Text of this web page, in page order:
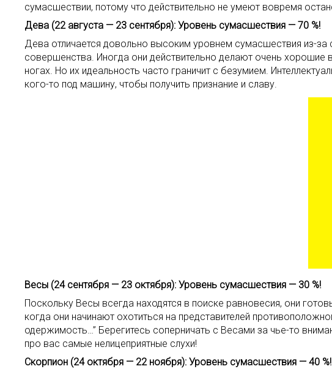
сумасшествии, потому что действительно не умеют вовремя
Дева (22 августа — 23 сентября): Уровень сумасшествия — 70 %!
Дева отличается довольно высоким уровнем сумасшествия из-
совершенства. Иногда они действительно делают очень
ногах. Но их идеальность часто граничит с безумием.
кого-то под машину, чтобы получить признание и славу.
Весы (24 сентября — 23 октября): Уровень сумасшествия — 30 %!
Поскольку Весы всегда находятся в поиске равновесия, они
когда они начинают охотиться на представителей
одержимость…” Берегитесь соперничать с Весами за чье-то
про вас самые нелицеприятные слухи!
Скорпион (24 октября — 22 ноября): Уровень сумасшествия — 40 %!